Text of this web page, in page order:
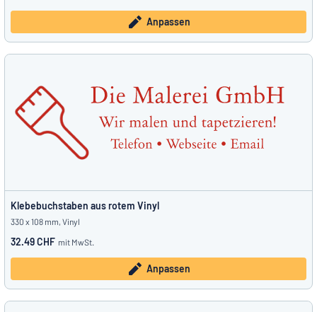
Anpassen
Klebebuchstaben aus rotem Vinyl
330 x 108 mm, Vinyl
32.49 CHF mit MwSt.
Anpassen